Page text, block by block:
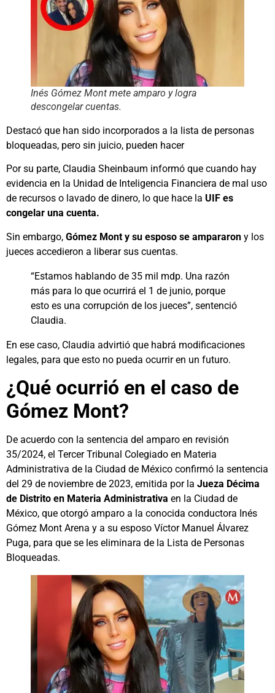
Inés Gómez Mont mete amparo y logra
descongelar cuentas.
Destacó que han sido incorporados a la lista de personas
bloqueadas, pero sin juicio, pueden hacer
Por su parte, Claudia Sheinbaum informó que cuando hay
evidencia en la Unidad de Inteligencia Financiera de mal uso
de recursos o lavado de dinero, lo que hace la UIF es
congelar una cuenta.
Sin embargo, Gómez Mont y su esposo se ampararon y los
jueces accedieron a liberar sus cuentas.
“Estamos hablando de 35 mil mdp. Una razón
más para lo que ocurrirá el 1 de junio, porque
esto es una corrupción de los jueces”, sentenció
Claudia.
En ese caso, Claudia advirtió que habrá modificaciones
legales, para que esto no pueda ocurrir en un futuro.
¿Qué ocurrió en el caso de
Gómez Mont?
De acuerdo con la sentencia del amparo en revisión
35/2024, el Tercer Tribunal Colegiado en Materia
Administrativa de la Ciudad de México confirmó la sentencia
del 29 de noviembre de 2023, emitida por la Jueza Décima
de Distrito en Materia Administrativa en la Ciudad de
México, que otorgó amparo a la conocida conductora Inés
Gómez Mont Arena y a su esposo Víctor Manuel Álvarez
Puga, para que se les eliminara de la Lista de Personas
Bloqueadas.